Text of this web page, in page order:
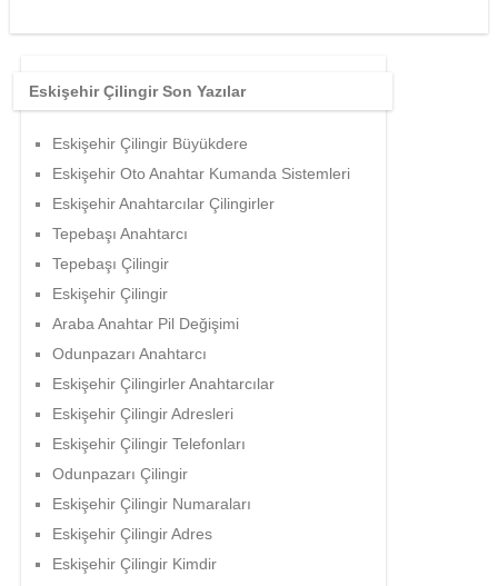
Eskişehir Çilingir Son Yazılar
Eskişehir Çilingir Büyükdere
Eskişehir Oto Anahtar Kumanda Sistemleri
Eskişehir Anahtarcılar Çilingirler
Tepebaşı Anahtarcı
Tepebaşı Çilingir
Eskişehir Çilingir
Araba Anahtar Pil Değişimi
Odunpazarı Anahtarcı
Eskişehir Çilingirler Anahtarcılar
Eskişehir Çilingir Adresleri
Eskişehir Çilingir Telefonları
Odunpazarı Çilingir
Eskişehir Çilingir Numaraları
Eskişehir Çilingir Adres
Eskişehir Çilingir Kimdir